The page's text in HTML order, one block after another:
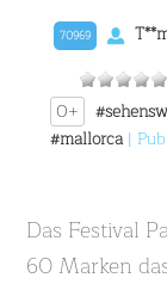
70969
0+
#mallorca|
Das Festival
60 Marken